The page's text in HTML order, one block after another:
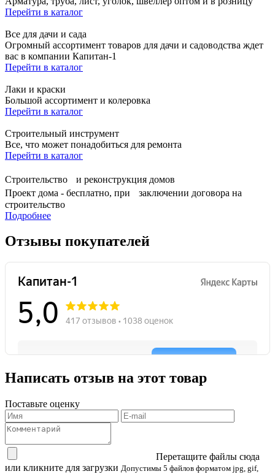
Перейти в каталог
Все для дачи и сада
Огромный ассортимент товаров для дачи и садоводства ждет
вас в компании Капитан-1
Перейти в каталог
Лаки и краски
Большой ассортимент и колеровка
Перейти в каталог
Строительный инструмент
Все, что может понадобиться для ремонта
Перейти в каталог
Строительство и реконструкция домов
Проект дома - бесплатно, при заключении договора на
строительство
Подробнее
Отзывы покупателей
Написать отзыв на этот товар
Поставьте оценку
Перетащите файлы сюда
или кликните для загрузки Допустимы 5 файлов форматом jpg, gif,